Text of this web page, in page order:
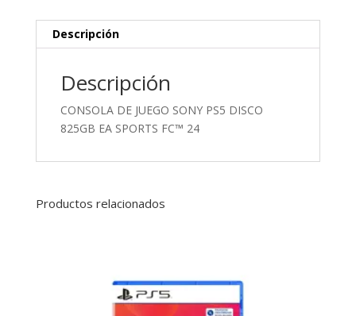
Descripción
Descripción
CONSOLA DE JUEGO SONY PS5 DISCO
825GB EA SPORTS FC™ 24
Productos relacionados